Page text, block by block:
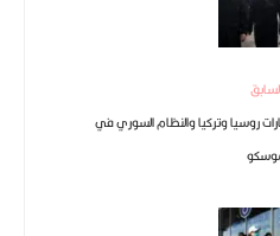
روسيا وتركيا والنظام السوري في